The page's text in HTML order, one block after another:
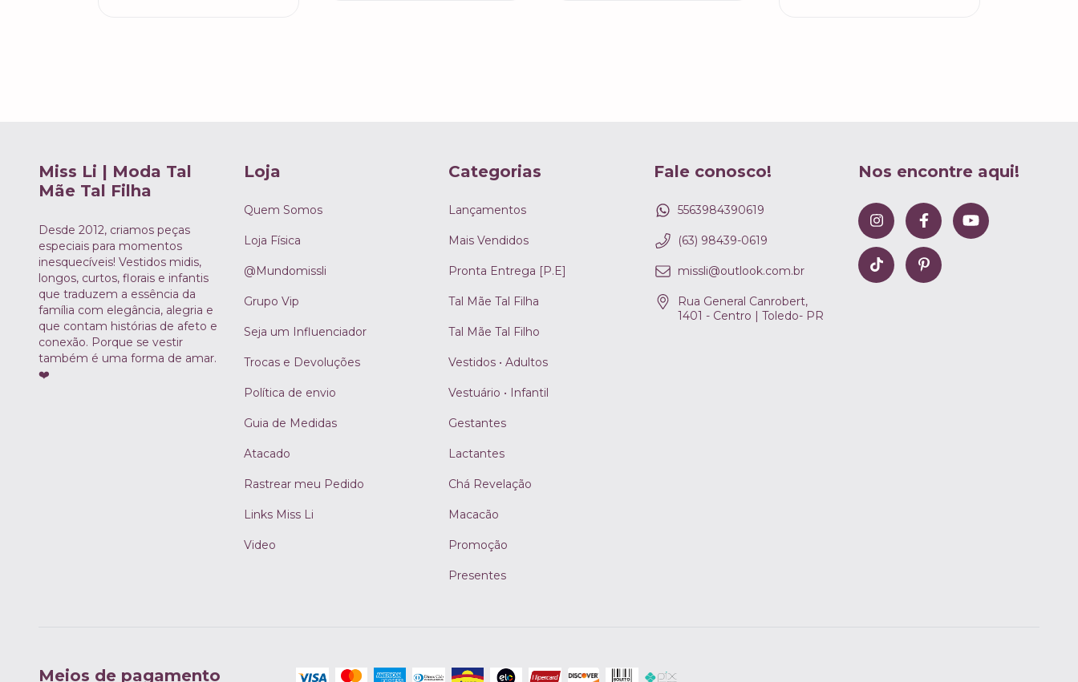
Miss Li | Moda Tal
Mãe Tal Filha
Desde 2012, criamos peças
especiais para momentos
inesquecíveis! Vestidos midis,
longos, curtos, florais e infantis
que traduzem a essência da
família com elegância, alegria e
que contam histórias de afeto e
conexão. Porque se vestir
também é uma forma de amar.
❤️
Loja
Quem Somos
Loja Física
@Mundomissli
Grupo Vip
Seja um Influenciador
Trocas e Devoluções
Política de envio
Guia de Medidas
Atacado
Rastrear meu Pedido
Links Miss Li
Video
Categorias
Lançamentos
Mais Vendidos
Pronta Entrega [P.E]
Tal Mãe Tal Filha
Tal Mãe Tal Filho
Vestidos • Adultos
Vestuário • Infantil
Gestantes
Lactantes
Chá Revelação
Macacão
Promoção
Presentes
Fale conosco!
5563984390619
(63) 98439-0619
missli@outlook.com.br
Rua General Canrobert,
1401 - Centro | Toledo- PR
Nos encontre aqui!
Meios de pagamento